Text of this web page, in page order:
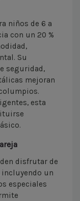
niños de 6 a
con un 20 %
Su
seguridad,
mejoran
esta
disfrutar de
un
especiales